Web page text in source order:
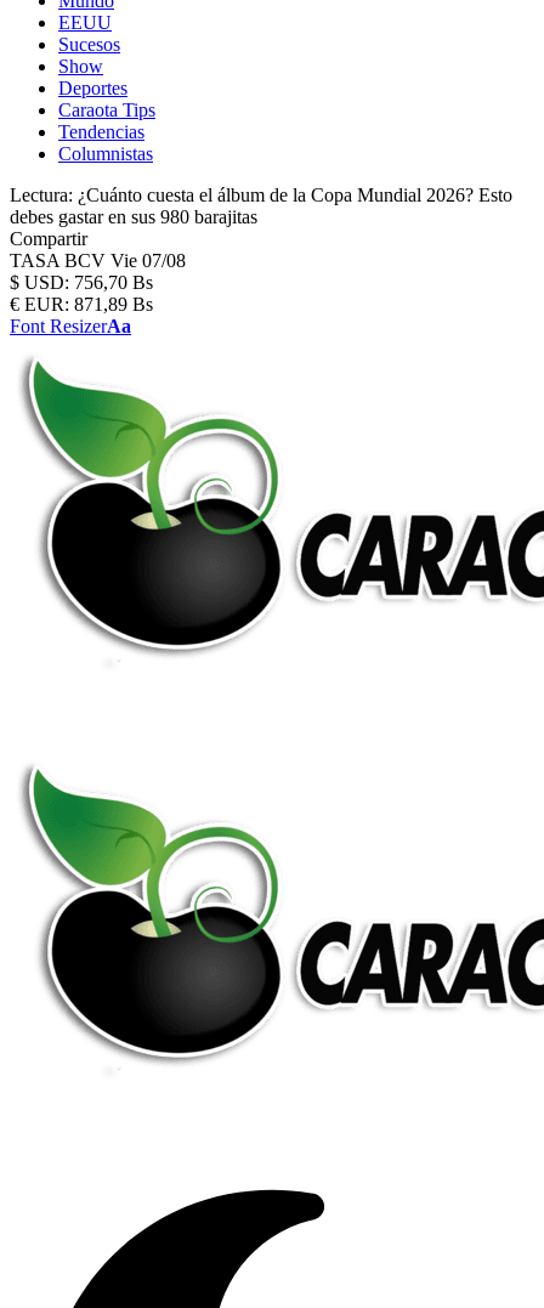
EEUU
Sucesos
Show
Deportes
Caraota Tips
Tendencias
Columnistas
Lectura: ¿Cuánto cuesta el álbum de la Copa Mundial 2026? Esto
debes gastar en sus 980 barajitas
Compartir
TASA BCV Vie 07/08
$ USD: 756,70 Bs
€ EUR: 871,89 Bs
Font ResizerAa